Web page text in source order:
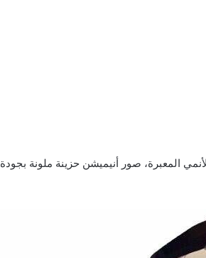
المعبرة، صور أنيميشن حزينة ملونة بجودة